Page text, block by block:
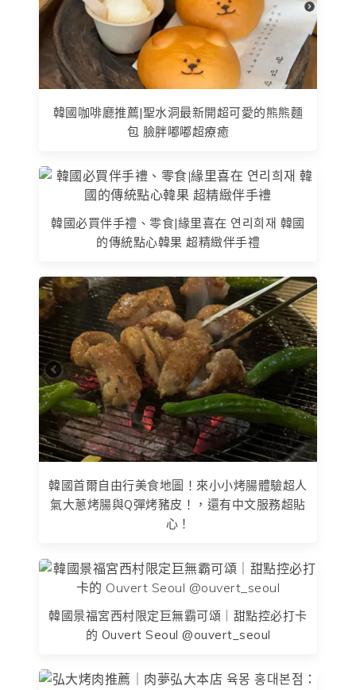
韓國咖啡廳推薦|聖水洞最新開超可愛的熊熊麵
包 臉胖嘟嘟超療癒
韓國必買伴手禮、零食|緣里喜在 연리희재 韓國
的傳統點心韓果 超精緻伴手禮
韓國首爾自由行美食地圖！來小小烤腸體驗超人
氣大蔥烤腸與Q彈烤豬皮！，還有中文服務超貼
心！
韓國景福宮西村限定巨無霸可頌｜甜點控必打卡
的 Ouvert Seoul @ouvert_seoul